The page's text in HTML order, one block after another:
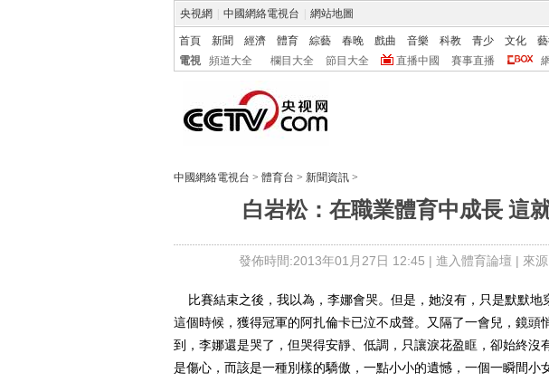
央視網 中國網絡電視台 網站地圖
首頁 新聞 經濟 體育 綜藝 春晚 戲曲 音樂 科教 青少 文化
電視
頻道大全 欄目大全 節目大全 直播中國 賽事直播
中國網絡電視台 > 體育台 > 新聞資訊 >
白岩松：在職業體育中成長 這
發佈時間:2013年01月27日 12:45 | 進入體育論壇 | 來
比賽結束之後，我以為，李娜會哭。但是，她沒有，只是默默地
這個時候，獲得冠軍的阿扎倫卡已泣不成聲。又隔了一會兒，鏡頭
到，李娜還是哭了，但哭得安靜、低調，只讓淚花盈眶，卻始終沒
是傷心，而該是一種別樣的驕傲，一點小小的遺憾，一個一瞬間小